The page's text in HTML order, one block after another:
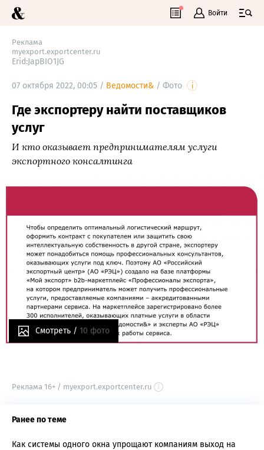
Войти
Реклама
myexport.exportcenter.ru
Erid:JapBIO1JG
07 октября 2022, 00:05 / Ведомости& / Фото i
Где экспортеру найти поставщиков
услуг
И кто оказывает предпринимателям услуги
экспортного консалтинга​
Смотреть / 10 фото
Реклама 16+ / myexport.exportcenter.ru
Ранее по теме
Как системы одного окна упрощают компаниям выход на